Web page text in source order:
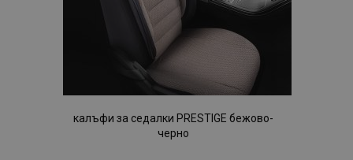
калъфи за седалки PRESTIGE бежово-
черно